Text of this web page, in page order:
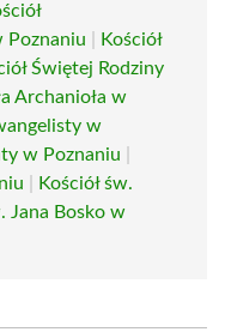
Poznaniu
Kościół
Świętej Rodziny
Archanioła w
w
w Poznaniu
Kościół św.
Jana Bosko w